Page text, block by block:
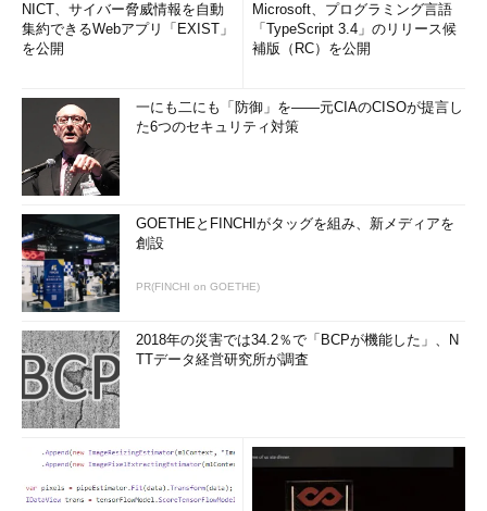
NICT、サイバー脅威情報を自動
集約できるWebアプリ「EXIST」
を公開
Microsoft、プログラミング言語
「TypeScript 3.4」のリリース候
補版（RC）を公開
一にも二にも「防御」を――元CIAのCISOが提言し
た6つのセキュリティ対策
GOETHEとFINCHIがタッグを組み、新メディアを
創設
PR(FINCHI on GOETHE)
2018年の災害では34.2％で「BCPが機能した」、N
TTデータ経営研究所が調査